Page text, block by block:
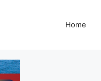
Home